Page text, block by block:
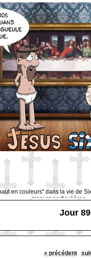
en couleurs" dans la vie de
moeurs particulières
Jour 89
« précédent